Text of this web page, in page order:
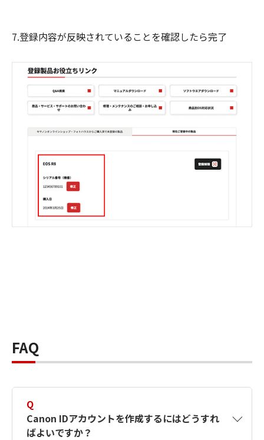
7.登録内容が反映されていることを確認したら完了
FAQ
Q
Canon IDアカウントを作成するにはどうすれ
ばよいですか？